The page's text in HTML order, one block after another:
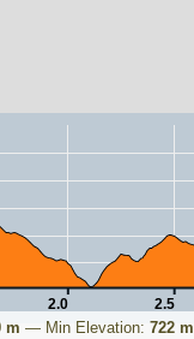
2.0 2.5
m — Min Elevation: 722 m